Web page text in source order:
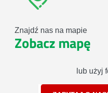
Znajdź nas na mapie
Zobacz mapę
lub użyj